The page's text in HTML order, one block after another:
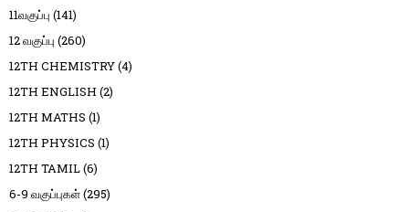
11வகுப்பு (141)
12 வகுப்பு (260)
12TH CHEMISTRY(4)
12TH ENGLISH (2)
12TH MATHS (1)
12TH PHYSICS (1)
12TH TAMIL(6)
6-9 வகுப்புகள்(295)